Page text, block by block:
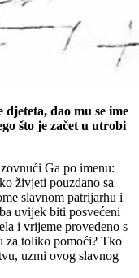
djeteta, dao mu se ime
što je začet u utrobi
Ga po imenu:
živjeti pouzdano sa
slavnom patrijarhu i
uvijek biti posvećeni
i vrijeme provedeno s
za toliko pomoći? Tko
uzmi ovog slavnog